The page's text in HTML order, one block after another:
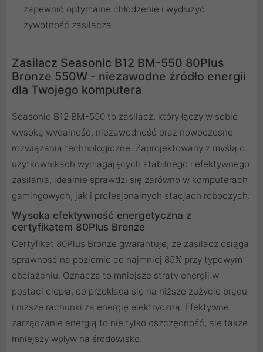
zapewnić optymalne chłodzenie i wydłużyć
żywotność zasilacza.
Zasilacz Seasonic B12 BM-550 80Plus
Bronze 550W - niezawodne źródło energii
dla Twojego komputera
Seasonic B12 BM-550 to zasilacz, który łączy w sobie
wysoką wydajność, niezawodność oraz nowoczesne
rozwiązania technologiczne. Zaprojektowany z myślą o
użytkownikach wymagających stabilnego i efektywnego
zasilania, idealnie sprawdzi się zarówno w komputerach
gamingowych, jak i profesjonalnych stacjach roboczych.
Wysoka efektywność energetyczna z
certyfikatem 80Plus Bronze
Certyfikat 80Plus Bronze gwarantuje, że zasilacz osiąga
sprawność na poziomie co najmniej 85% przy typowym
obciążeniu. Oznacza to mniejsze straty energii w
postaci ciepła, co przekłada się na niższe zużycie prądu
i niższe rachunki za energię elektryczną. Efektywne
zarządzanie energią to nie tylko oszczędność, ale także
mniejszy wpływ na środowisko.